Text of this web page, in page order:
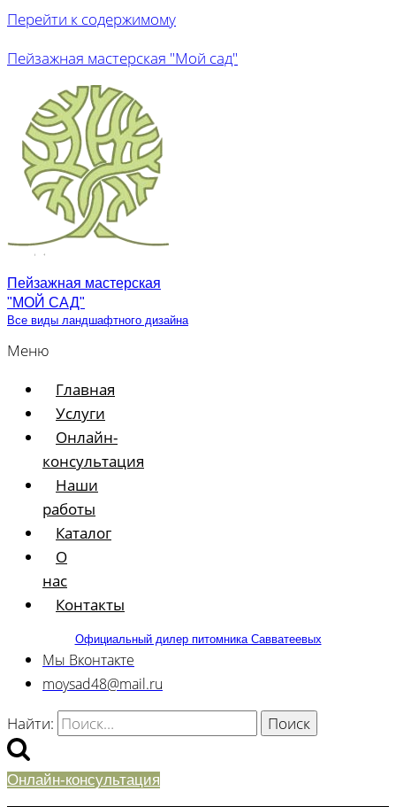
Перейти к содержимому
Пейзажная мастерская "Мой сад"
Пейзажная мастерская
"МОЙ САД"
Все виды ландшафтного дизайна
Меню
Главная
Услуги
Онлайн-
консультация
Наши
работы
Каталог
О
нас
Контакты
Официальный дилер питомника Савватеевых
Мы Вконтакте
moysad48@mail.ru
Найти:
Онлайн-консультация